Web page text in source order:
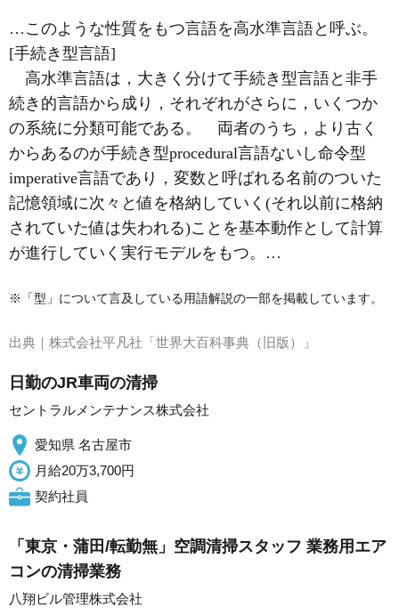
…このような性質をもつ言語を高水準言語と呼ぶ。
[手続き型言語]
高水準言語は，大きく分けて手続き型言語と非手
続き的言語から成り，それぞれがさらに，いくつか
の系統に分類可能である。 両者のうち，より古く
からあるのが手続き型procedural言語ないし命令型
imperative言語であり，変数と呼ばれる名前のついた
記憶領域に次々と値を格納していく(それ以前に格納
されていた値は失われる)ことを基本動作として計算
が進行していく実行モデルをもつ。…
※「型」について言及している用語解説の一部を掲載しています。
出典｜ 株式会社平凡社「世界大百科事典（旧版）」
日勤のJR車両の清掃
セントラルメンテナンス株式会社
愛知県 名古屋市
月給20万3,700円
契約社員
「東京・蒲田/転勤無」空調清掃スタッフ 業務用エア
コンの清掃業務
八翔ビル管理株式会社